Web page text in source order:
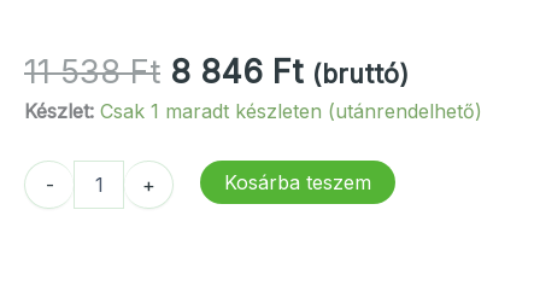
11 538Ft Original
price
11
538 Ft.
8 846 FtCurrent
price
is:
8
846 Ft.
(bruttó)
Készlet: Csak 1 maradt készleten (utánrendelhető)
-
dōTERRA
Stronger
+ Kosárba teszem